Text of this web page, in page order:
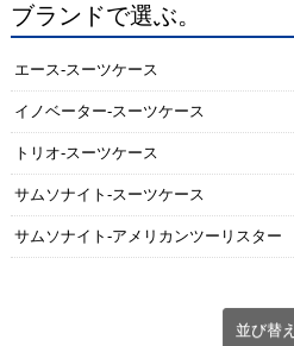
ブランドで選ぶ。
エース-スーツケース
イノベーター-スーツケース
トリオ-スーツケース
サムソナイト-スーツケース
サムソナイト-アメリカンツーリスター
並び替え